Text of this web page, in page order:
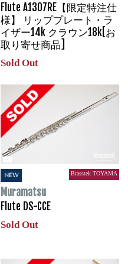
Flute A1307RE【限定特注仕
様】 リッププレート・ラ
イザー14k クラウン18k[お
取り寄せ商品]
Sold Out
NEW Brasstek TOYAMA
Muramatsu
Flute DS-CCE
Sold Out